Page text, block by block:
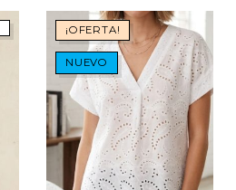
¡OFERTA!
NUEVO